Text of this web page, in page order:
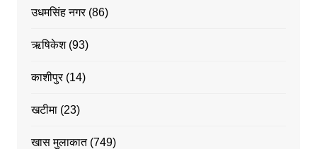
उधमसिंह नगर(86)
ऋषिकेश(93)
काशीपुर(14)
खटीमा(23)
खास मुलाकात(749)